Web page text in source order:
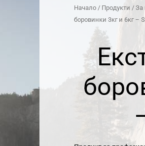
Начало / Продукти / За
боровинки 3кг и 6кг –